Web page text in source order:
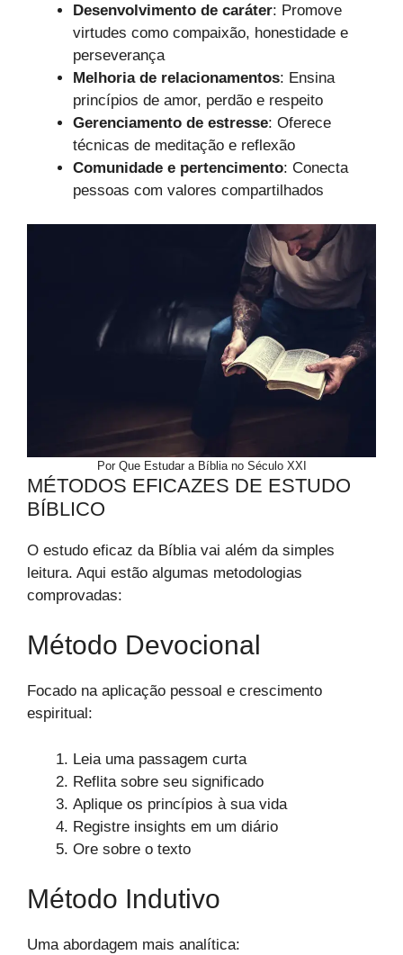
Desenvolvimento de caráter: Promove
virtudes como compaixão, honestidade e
perseverança
Melhoria de relacionamentos: Ensina
princípios de amor, perdão e respeito
Gerenciamento de estresse: Oferece
técnicas de meditação e reflexão
Comunidade e pertencimento: Conecta
pessoas com valores compartilhados
Por Que Estudar a Bíblia no Século XXI
MÉTODOS EFICAZES DE ESTUDO
BÍBLICO
O estudo eficaz da Bíblia vai além da simples
leitura. Aqui estão algumas metodologias
comprovadas:
Método Devocional
Focado na aplicação pessoal e crescimento
espiritual:
Leia uma passagem curta
Reflita sobre seu significado
Aplique os princípios à sua vida
Registre insights em um diário
Ore sobre o texto
Método Indutivo
Uma abordagem mais analítica: